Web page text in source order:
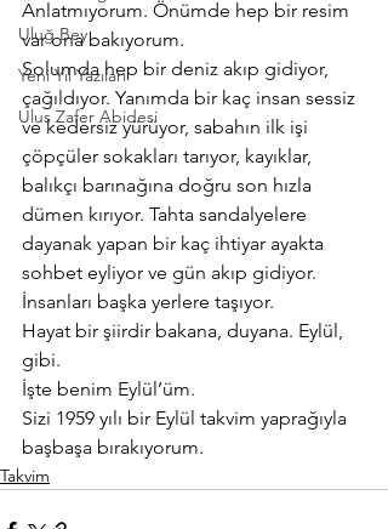
Uluğ Bey
Yeni Yıl Yazıları
Ulus Zafer Abidesi
Anlatmıyorum. Önümde hep bir resim
var ona bakıyorum.
Solumda hep bir deniz akıp gidiyor,
çağıldıyor. Yanımda bir kaç insan sessiz
ve kedersiz yürüyor, sabahın ilk işi
çöpçüler sokakları tarıyor, kayıklar,
balıkçı barınağına doğru son hızla
dümen kırıyor. Tahta sandalyelere
dayanak yapan bir kaç ihtiyar ayakta
sohbet eyliyor ve gün akıp gidiyor.
İnsanları başka yerlere taşıyor.
Hayat bir şiirdir bakana, duyana. Eylül,
gibi.
İşte benim Eylül’üm.
Sizi 1959 yılı bir Eylül takvim yaprağıyla
başbaşa bırakıyorum.
Takvim